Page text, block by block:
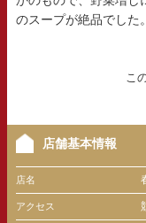
のスープが絶品でした。
こ
店舗基本情報
店名
アクセス